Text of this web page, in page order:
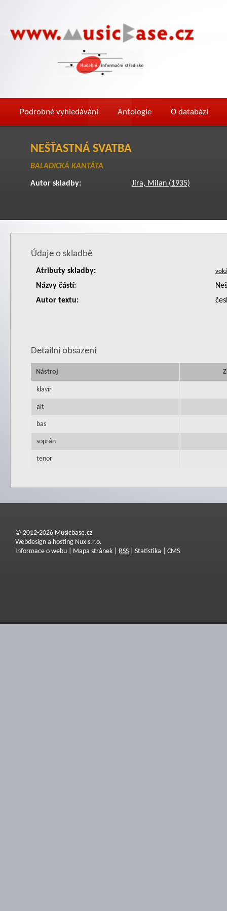
Podrobné vyhledávání Antologie O databázi
NEŠŤASTNÁ SVATBA
BALADICKÁ KANTÁTA
Autor skladby: Jíra, Milan (1935)
Údaje o skladbě
Atributy skladby:
Názvy částí:
Autor textu:
Detailní obsazení
Nástroj
klavír
alt
bas
soprán
tenor
© 2012-2026 Musicbase.cz
Webdesign a hosting Nux s.r.o.
Informace o webu
Mapa stránek RSS Statistika CMS